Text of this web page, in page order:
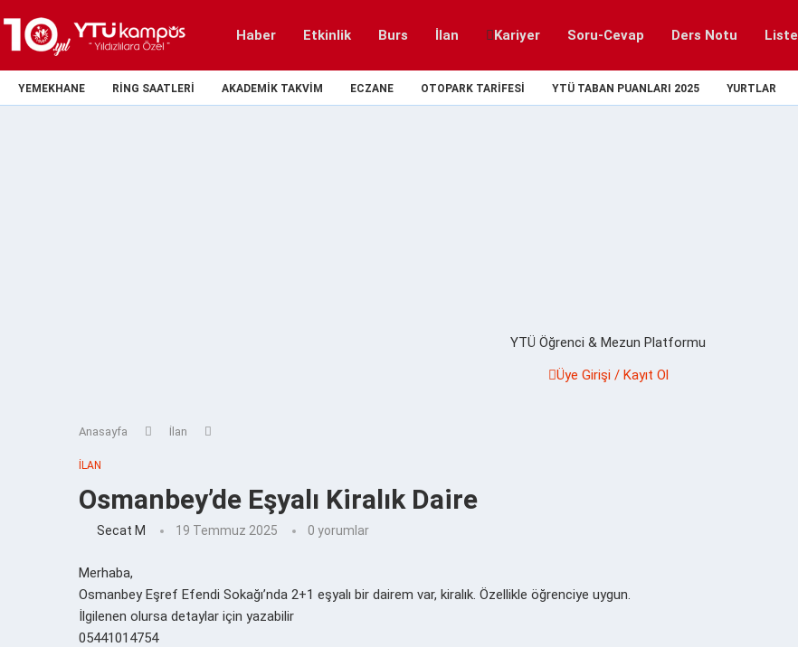
Haber Etkinlik Burs İlan Kariyer Soru-Cevap Ders Notu Liste
YEMEKHANE RING SAATLERI AKADEMIK TAKVIM ECZANE OTOPARK TARIFESI YTÜ TABAN PUANLARI 2025 YURTLAR
YTÜ Öğrenci & Mezun Platformu
Üye Girişi / Kayıt Ol
Anasayfa İlan
İLAN
Osmanbey’de Eşyalı Kiralık Daire
Secat M 19 Temmuz 2025 0 yorumlar
Merhaba,
Osmanbey Eşref Efendi Sokağı’nda 2+1 eşyalı bir dairem var, kiralık. Özellikle öğrenciye uygun.
İlgilenen olursa detaylar için yazabilir
05441014754